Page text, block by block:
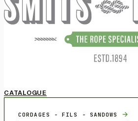
CATALOGUE
CORDAGES - FILS - SANDOWS →